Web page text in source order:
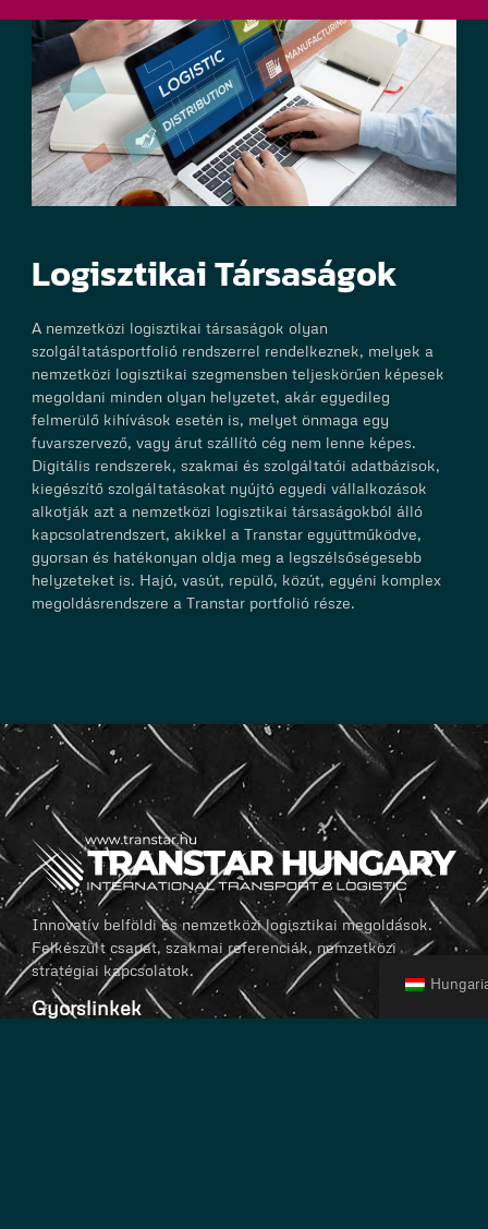
Logisztikai Társaságok
A nemzetközi logisztikai társaságok olyan
szolgáltatásportfolió rendszerrel rendelkeznek, melyek a
nemzetközi logisztikai szegmensben teljeskörűen képesek
megoldani minden olyan helyzetet, akár egyedileg
felmerülő kihívások esetén is, melyet önmaga egy
fuvarszervező, vagy árut szállító cég nem lenne képes.
Digitális rendszerek, szakmai és szolgáltatói adatbázisok,
kiegészítő szolgáltatásokat nyújtó egyedi vállalkozások
alkotják azt a nemzetközi logisztikai társaságokból álló
kapcsolatrendszert, akikkel a Transtar együttműködve,
gyorsan és hatékonyan oldja meg a legszélsőségesebb
helyzeteket is. Hajó, vasút, repülő, közút, egyéni komplex
megoldásrendszere a Transtar portfolió része.
Innovatív belföldi és nemzetközi logisztikai megoldások.
Felkészült csapat, szakmai referenciák, nemzetközi
stratégiai kapcsolatok.
Gyorslinkek